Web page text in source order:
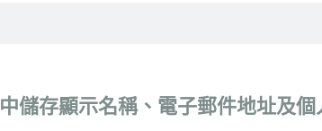
中儲存顯示名稱、電子郵件地址及